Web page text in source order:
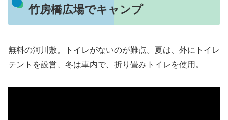
竹房橋広場でキャンプ
無料の河川敷。トイレがないのが難点。夏は、外にトイレ
テントを設営、冬は車内で、折り畳みトイレを使用。